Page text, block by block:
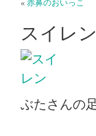
スイレ
ぶたさんの